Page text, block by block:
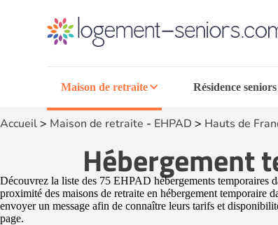
Maison de retraite Résidence seniors
Accueil> Maison de retraite - EHPAD > Hauts de
Hébergement
Découvrez la liste des 75 EHPAD hébergements temporaires
proximité des maisons de retraite en hébergement temporaire
envoyer un message afin de connaître leurs tarifs et
page.